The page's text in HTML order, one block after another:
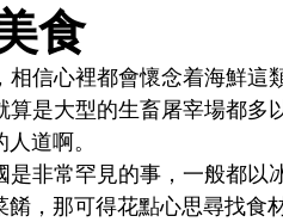
食
信心裡都會懷念着海鮮這
是大型的生畜屠宰場都多
道啊。
是非常罕見的事，一般都以
，那可得花點心思尋找食